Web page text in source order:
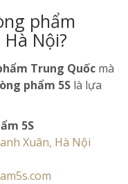
phẩm
Nội?
Trung Quốc mà
phẩm 5S là lựa
5S
Xuân, Hà Nội